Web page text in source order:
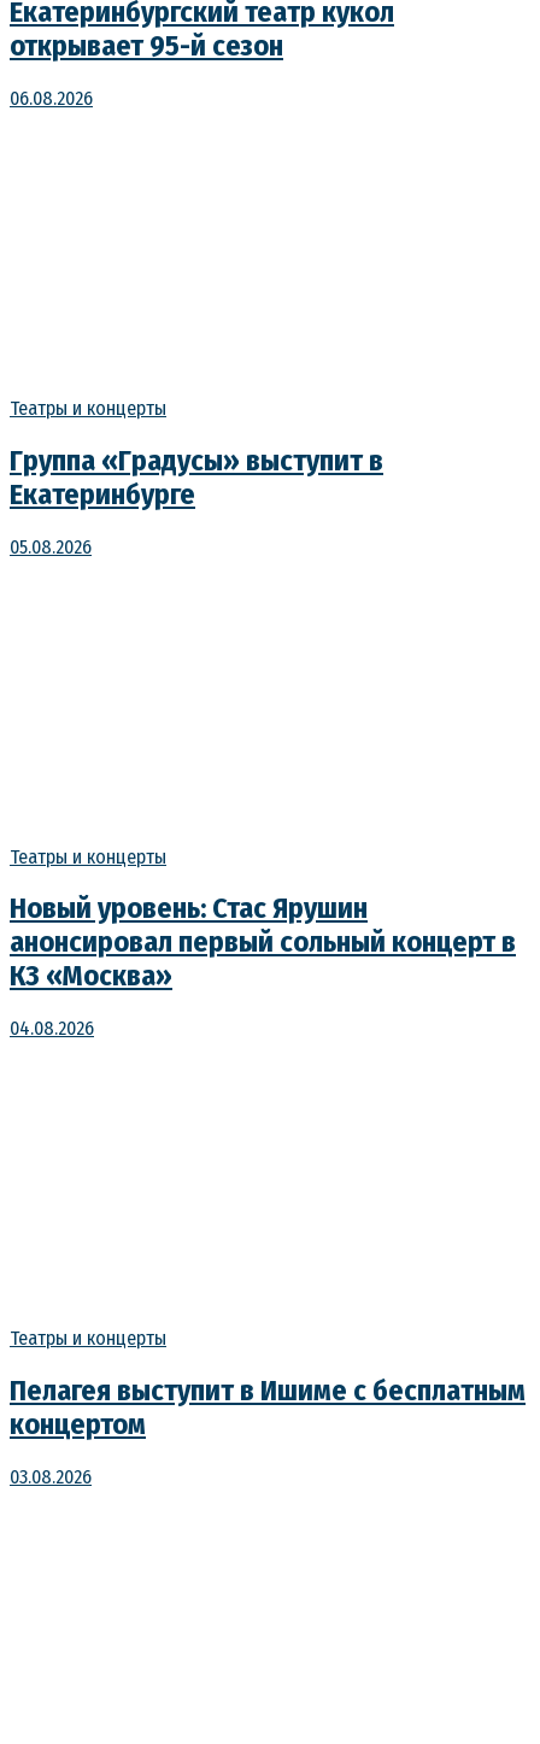
Екатеринбургский театр кукол
открывает 95-й сезон
06.08.2026
Театры и концерты
Группа «Градусы» выступит в
Екатеринбурге
05.08.2026
Театры и концерты
Новый уровень: Стас Ярушин
анонсировал первый сольный концерт в
КЗ «Москва»
04.08.2026
Театры и концерты
Пелагея выступит в Ишиме с бесплатным
концертом
03.08.2026